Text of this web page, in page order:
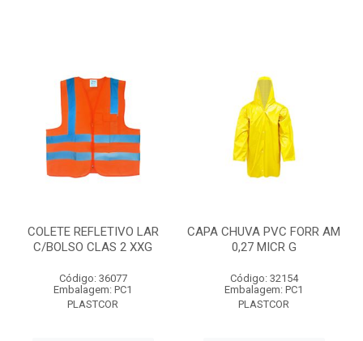
COLETE REFLETIVO LAR
C/BOLSO CLAS 2 XXG
Código: 36077
Embalagem: PC1
PLASTCOR
CAPA CHUVA PVC FORR AM
0,27 MICR G
Código: 32154
Embalagem: PC1
PLASTCOR